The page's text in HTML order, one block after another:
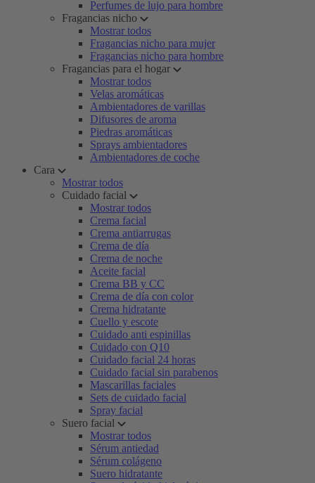
Perfumes de lujo para hombre
Fragancias nicho
Mostrar todos
Fragancias nicho para mujer
Fragancias nicho para hombre
Fragancias para el hogar
Mostrar todos
Velas aromáticas
Ambientadores de varillas
Difusores de aroma
Piedras aromáticas
Sprays ambientadores
Ambientadores de coche
Cara
Mostrar todos
Cuidado facial
Mostrar todos
Crema facial
Crema antiarrugas
Crema de día
Crema de noche
Aceite facial
Crema BB y CC
Crema de día con color
Crema hidratante
Cuello y escote
Cuidado anti espinillas
Cuidado con Q10
Cuidado facial 24 horas
Cuidado facial sin parabenos
Mascarillas faciales
Sets de cuidado facial
Spray facial
Suero facial
Mostrar todos
Sérum antiedad
Sérum colágeno
Suero hidratante